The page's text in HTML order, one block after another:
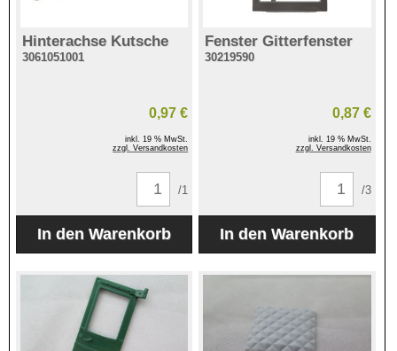
Hinterachse Kutsche
3061051001
0,97 €
inkl. 19 % MwSt.
zzgl. Versandkosten
/1
Fenster Gitterfenster
30219590
0,87 €
inkl. 19 % MwSt.
zzgl. Versandkosten
/3